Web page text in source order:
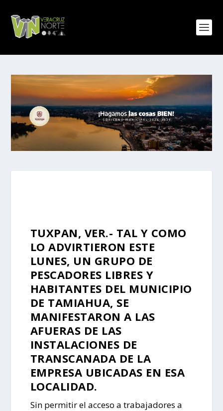
TUXPAN, VER.- TAL Y COMO
LO ADVIRTIERON ESTE
LUNES, UN GRUPO DE
PESCADORES LIBRES Y
HABITANTES DEL MUNICIPIO
DE TAMIAHUA, SE
MANIFESTARON A LAS
AFUERAS DE LAS
INSTALACIONES DE
TRANSCANADA DE LA
EMPRESA UBICADAS EN ESA
LOCALIDAD.
Sin permitir el acceso a trabajadores a